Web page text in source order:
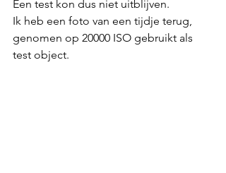
Een test kon dus niet uitblijven.
Ik heb een foto van een tijdje terug,
genomen op 20000 ISO gebruikt als
test object.